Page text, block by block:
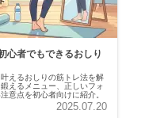
心者でもできるおしり
えるおしりの筋トレ法を解
えるメニュー、正しいフォ
意点を初心者向けに紹介。
2025.07.20